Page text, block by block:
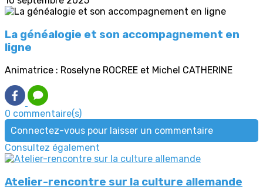
La généalogie et son accompagnement en
ligne
Animatrice : Roselyne ROCREE et Michel CATHERINE
0 commentaire(s)
Connectez-vous pour laisser un commentaire
Consultez également
Atelier-rencontre sur la culture allemande